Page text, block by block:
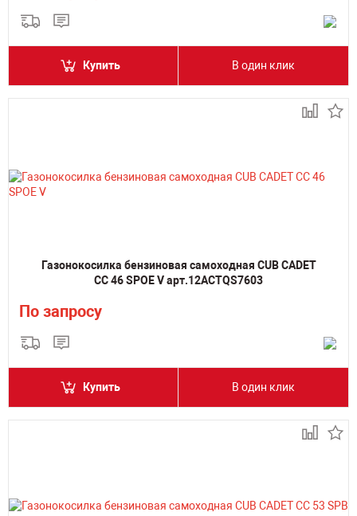
Купить В один клик
Газонокосилка бензиновая самоходная CUB CADET
CC 46 SPOE V арт.12ACTQS7603
По запросу
Купить В один клик